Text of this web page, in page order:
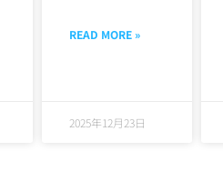
READ MORE »
2025年12月23日